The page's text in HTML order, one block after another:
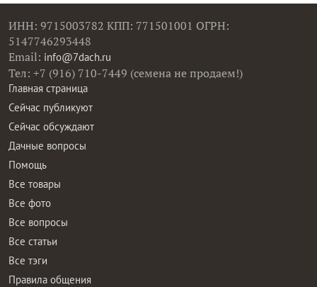
ИНН: 9715003782 КПП: 771501001 ОГРН:
5147746293448
Email: info@7dach.ru
Тел: +7 (916) 710-7449 (семена не продаем!)
Главная страница
Сейчас публикуют
Сейчас обсуждают
Дачные вопросы
Помощь
Все товары
Все фото
Все вопросы
Все статьи
Все тэги
Правила общения